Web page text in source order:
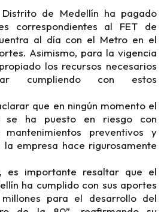
de Medellín ha pagado
correspondientes al FET de
al día con el Metro en el
Asimismo, para la vigencia
los recursos necesarios
cumpliendo con estos
que en ningún momento el
se ha puesto en riesgo con
preventivos y
la empresa hace rigurosamente
es importante resaltar que el
ha cumplido con sus aportes
para el desarrollo del